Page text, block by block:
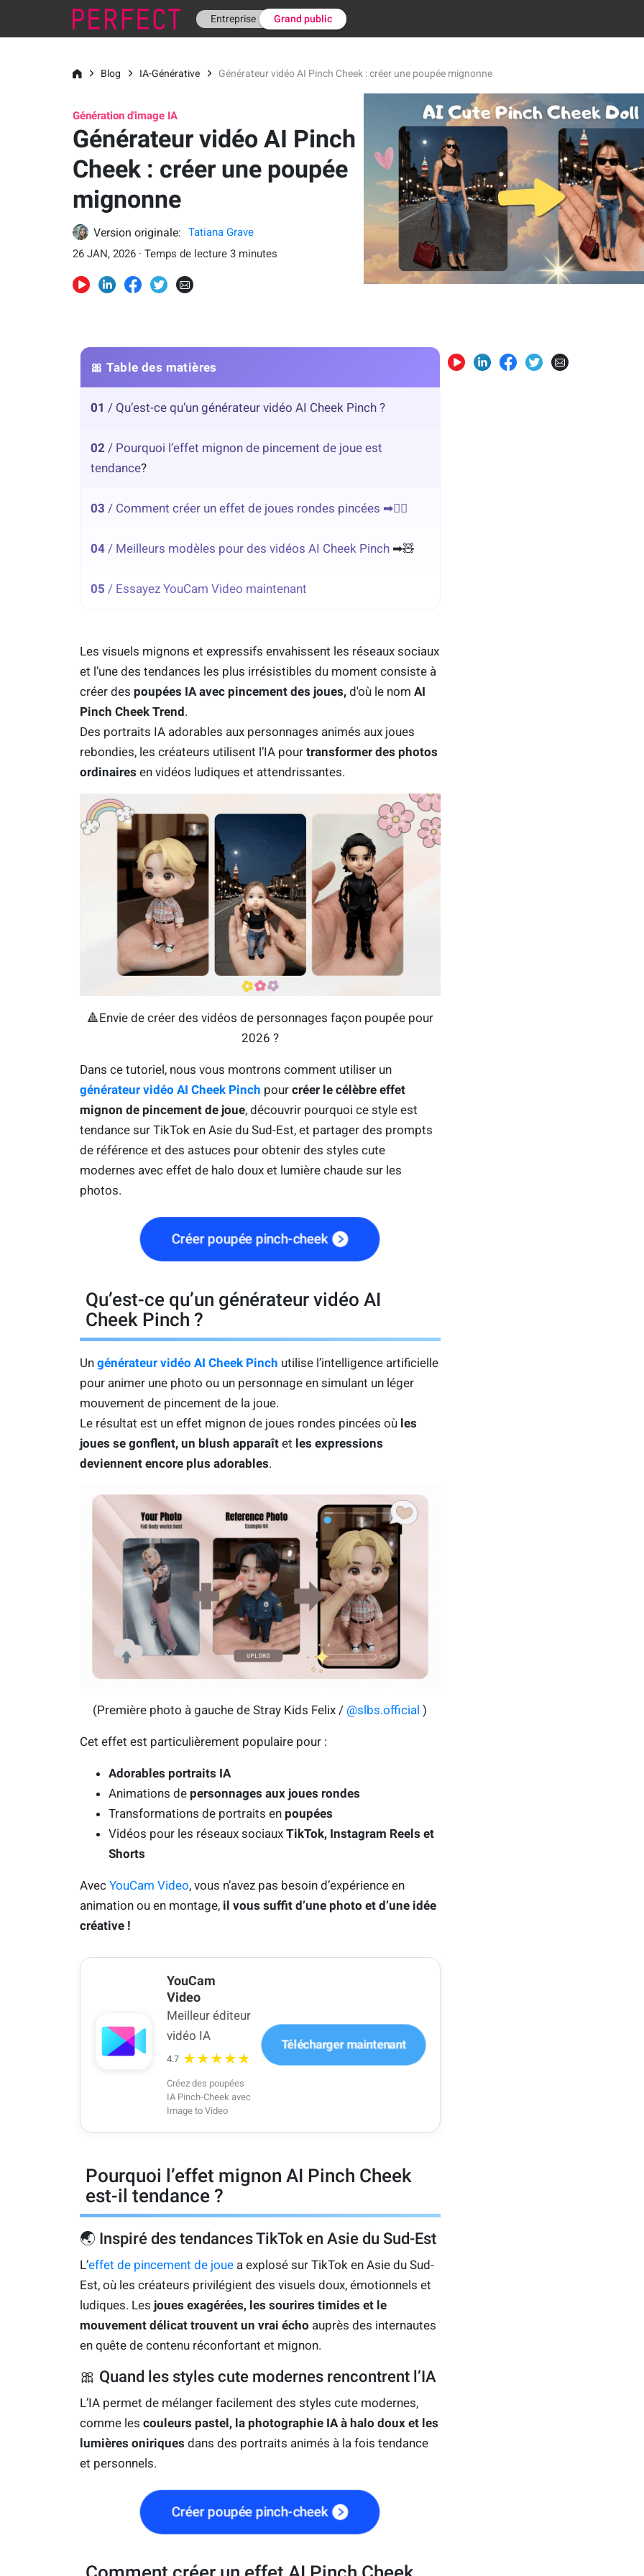
Entreprise Grand public
Blog IA-Générative Générateur vidéo AI Pinch Cheek : créer une poupée mignonne
Génération d'image IA
Générateur vidéo AI Pinch
Cheek : créer une poupée
mignonne
Version originale:
Tatiana Grave
26 JAN, 2026 · Temps de lecture 3 minutes
🎀 Table des matières
01 / Qu’est-ce qu’un générateur vidéo AI Cheek Pinch ?
02 / Pourquoi l’effet mignon de pincement de joue est
tendance?
03 / Comment créer un effet de joues rondes pincées ➡︎❤️‍🔥
04/ Meilleurs modèles pour des vidéos AI Cheek Pinch➡︎🧸
05 / Essayez YouCam Video maintenant
Les visuels mignons et expressifs envahissent les réseaux sociaux
et l’une des tendances les plus irrésistibles du moment consiste à
créer des poupées IA avec pincement des joues, d'où le nom AI
Pinch Cheek Trend.
Des portraits IA adorables aux personnages animés aux joues
rebondies, les créateurs utilisent l’IA pour transformer des photos
ordinaires en vidéos ludiques et attendrissantes.
🔺Envie de créer des vidéos de personnages façon poupée pour
2026 ?
Dans ce tutoriel, nous vous montrons comment utiliser un
générateur vidéo AI Cheek Pinch pour créer le célèbre effet
mignon de pincement de joue, découvrir pourquoi ce style est
tendance sur TikTok en Asie du Sud-Est, et partager des prompts
de référence et des astuces pour obtenir des styles cute
modernes avec effet de halo doux et lumière chaude sur les
photos.
Créer poupée pinch-cheek
Qu’est-ce qu’un générateur vidéo AI
Cheek Pinch ?
Un générateur vidéo AI Cheek Pinch utilise l’intelligence artificielle
pour animer une photo ou un personnage en simulant un léger
mouvement de pincement de la joue.
Le résultat est un effet mignon de joues rondes pincées où les
joues se gonflent, un blush apparaîtet les expressions
deviennent encore plus adorables.
(Première photo à gauche de Stray Kids Felix / @slbs.official )
Cet effet est particulièrement populaire pour :
Adorables portraits IA
Animations de personnages aux joues rondes
Transformations de portraits en poupées
Vidéos pour les réseaux sociaux TikTok, Instagram Reels et
Shorts
Avec YouCam Video, vous n’avez pas besoin d’expérience en
animation ou en montage, il vous suffit d’une photo et d’une idée
créative !
YouCam
Video
Meilleur éditeur
vidéo IA
4.7 ★★★★★
Créez des poupées
IA Pinch-Cheek avec
Image to Video
Télécharger maintenant
Pourquoi l’effet mignon AI Pinch Cheek
est-il tendance ?
🌏 Inspiré des tendances TikTok en Asie du Sud-Est
L’effet de pincement de jouea explosé sur TikTok en Asie du Sud-
Est, où les créateurs privilégient des visuels doux, émotionnels et
ludiques. Les joues exagérées, les sourires timides et le
mouvement délicat trouvent un vrai écho auprès des internautes
en quête de contenu réconfortant et mignon.
🎀 Quand les styles cute modernes rencontrent l’IA
L’IA permet de mélanger facilement des styles cute modernes,
comme les couleurs pastel, la photographie IA à halo doux et les
lumières oniriques dans des portraits animés à la fois tendance
et personnels.
Créer poupée pinch-cheek